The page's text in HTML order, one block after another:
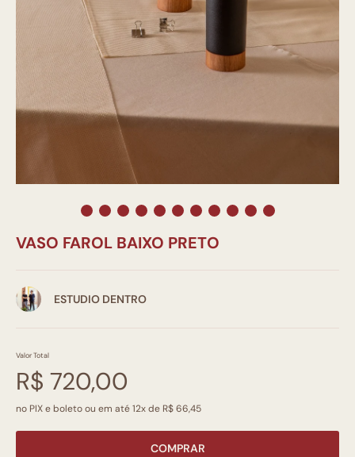
VASO FAROL BAIXO PRETO
ESTUDIO DENTRO
Valor Total
R$ 720,00
no PIX e boleto ou em até 12x de R$ 66,45
COMPRAR